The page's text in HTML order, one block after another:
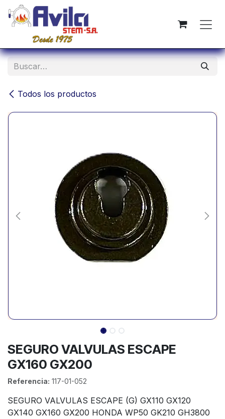
Ir al contenido
Todos los productos
SEGURO VALVULAS ESCAPE
GX160 GX200
Referencia: 117-01-052
SEGURO VALVULAS ESCAPE (G) GX110 GX120
GX140 GX160 GX200 HONDA WP50 GK210 GH3800